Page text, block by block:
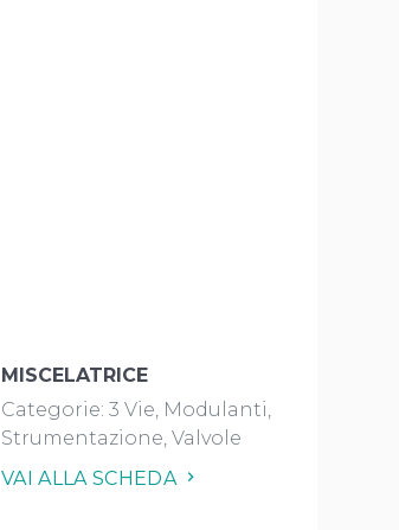
MISCELATRICE
Categorie:3 Vie Modulanti
Strumentazione Valvole
VAI ALLA SCHEDA